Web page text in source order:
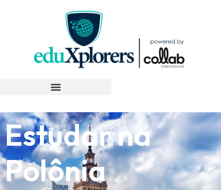
Estudar na
Polônia